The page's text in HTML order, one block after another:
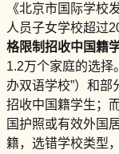
《北京市国际学校
人员子女学校超过
格限制招收中国籍
1.2万个家庭的选择
办双语学校”）和
招收中国籍学生；
国护照或有效外国
籍，选错学校类型